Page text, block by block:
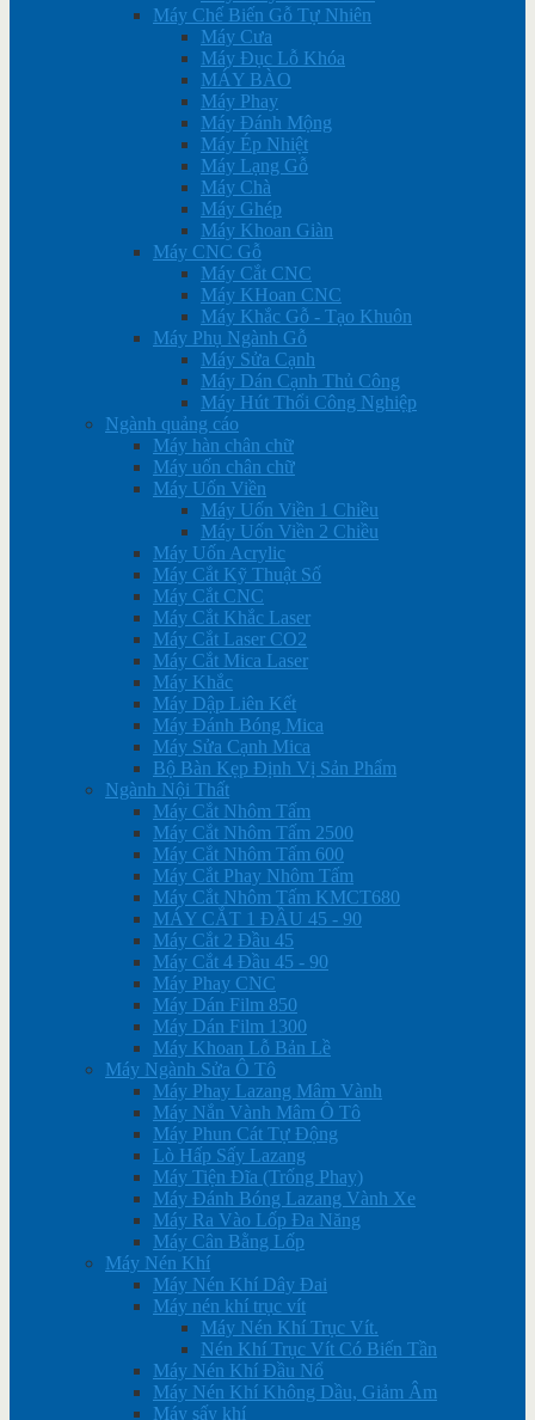
Máy Chế Biến Gỗ Tự Nhiên
Máy Cưa
Máy Đục Lỗ Khóa
MÁY BÀO
Máy Phay
Máy Đánh Mộng
Máy Ép Nhiệt
Máy Lạng Gỗ
Máy Chà
Máy Ghép
Máy Khoan Giàn
Máy CNC Gỗ
Máy Cắt CNC
Máy KHoan CNC
Máy Khắc Gỗ - Tạo Khuôn
Máy Phụ Ngành Gỗ
Máy Sửa Cạnh
Máy Dán Cạnh Thủ Công
Máy Hút Thổi Công Nghiệp
Ngành quảng cáo
Máy hàn chân chữ
Máy uốn chân chữ
Máy Uốn Viền
Máy Uốn Viền 1 Chiều
Máy Uốn Viền 2 Chiều
Máy Uốn Acrylic
Máy Cắt Kỹ Thuật Số
Máy Cắt CNC
Máy Cắt Khắc Laser
Máy Cắt Laser CO2
Máy Cắt Mica Laser
Máy Khắc
Máy Dập Liên Kết
Máy Đánh Bóng Mica
Máy Sửa Cạnh Mica
Bộ Bàn Kẹp Định Vị Sản Phẩm
Ngành Nội Thất
Máy Cắt Nhôm Tấm
Máy Cắt Nhôm Tấm 2500
Máy Cắt Nhôm Tấm 600
Máy Cắt Phay Nhôm Tấm
Máy Cắt Nhôm Tấm KMCT680
MÁY CẮT 1 ĐẦU 45 - 90
Máy Cắt 2 Đầu 45
Máy Cắt 4 Đầu 45 - 90
Máy Phay CNC
Máy Dán Film 850
Máy Dán Film 1300
Máy Khoan Lỗ Bản Lề
Máy Ngành Sửa Ô Tô
Máy Phay Lazang Mâm Vành
Máy Nắn Vành Mâm Ô Tô
Máy Phun Cát Tự Động
Lò Hấp Sấy Lazang
Máy Tiện Đĩa (Trống Phay)
Máy Đánh Bóng Lazang Vành Xe
Máy Ra Vào Lốp Đa Năng
Máy Cân Bằng Lốp
Máy Nén Khí
Máy Nén Khí Dây Đai
Máy nén khí trục vít
Máy Nén Khí Trục Vít.
Nén Khí Trục Vít Có Biến Tần
Máy Nén Khí Đầu Nổ
Máy Nén Khí Không Dầu, Giảm Âm
Máy sấy khí